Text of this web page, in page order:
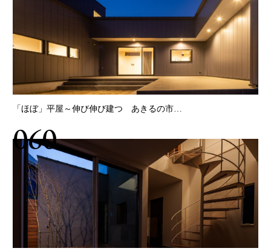
「ほぼ」平屋～伸び伸び建つ あきるの市…
060